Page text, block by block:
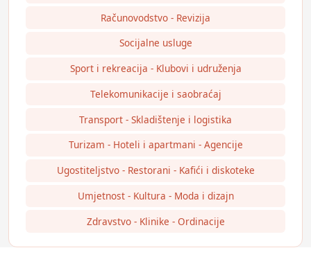
Računovodstvo - Revizija
Socijalne usluge
Sport i rekreacija - Klubovi i udruženja
Telekomunikacije i saobraćaj
Transport - Skladištenje i logistika
Turizam - Hoteli i apartmani - Agencije
Ugostiteljstvo - Restorani - Kafići i diskoteke
Umjetnost - Kultura - Moda i dizajn
Zdravstvo - Klinike - Ordinacije